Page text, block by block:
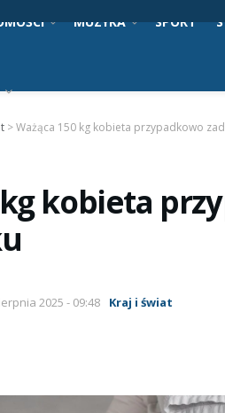
MUZYKA SPORT
>Ważąca 150 kg kobieta przypadkowo
kobieta
2025 - 09:48 Kraj i świat